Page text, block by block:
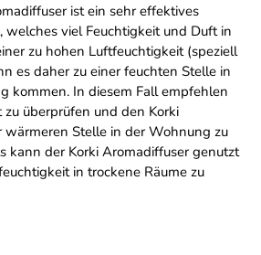
ist ein sehr effektives
welches viel Feuchtigkeit und Duft in
zu hohen Luftfeuchtigkeit (speziell
es daher zu einer feuchten Stelle in
kommen. In diesem Fall empfehlen
überprüfen und den Korki
wärmeren Stelle in der Wohnung zu
kann der Korki Aromadiffuser genutzt
in trockene Räume zu